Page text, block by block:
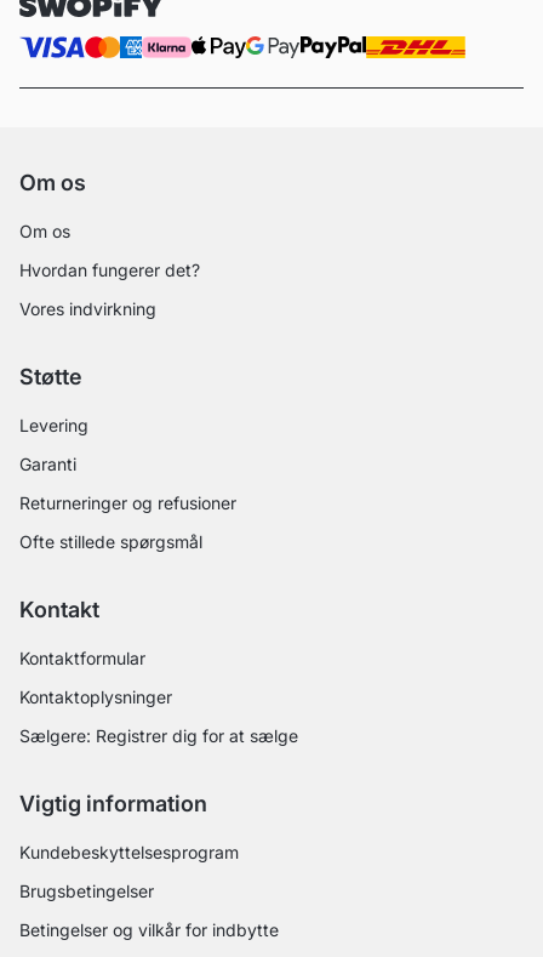
Om os
Om os
Hvordan fungerer det?
Vores indvirkning
Støtte
Levering
Garanti
Returneringer og refusioner
Ofte stillede spørgsmål
Kontakt
Kontaktformular
Kontaktoplysninger
Sælgere: Registrer dig for at sælge
Vigtig information
Kundebeskyttelsesprogram
Brugsbetingelser
Betingelser og vilkår for indbytte